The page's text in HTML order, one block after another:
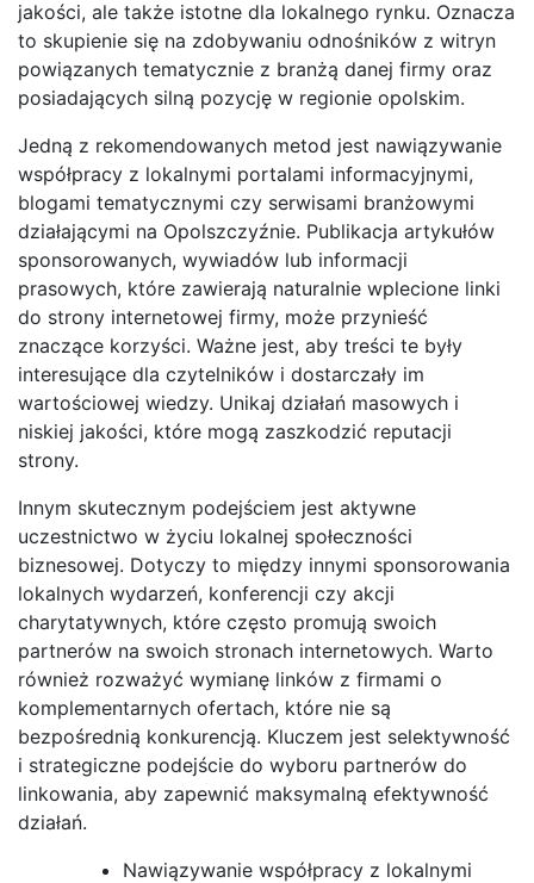
jakości, ale także istotne dla lokalnego rynku. Oznacza
to skupienie się na zdobywaniu odnośników z witryn
powiązanych tematycznie z branżą danej firmy oraz
posiadających silną pozycję w regionie opolskim.
Jedną z rekomendowanych metod jest nawiązywanie
współpracy z lokalnymi portalami informacyjnymi,
blogami tematycznymi czy serwisami branżowymi
działającymi na Opolszczyźnie. Publikacja artykułów
sponsorowanych, wywiadów lub informacji
prasowych, które zawierają naturalnie wplecione linki
do strony internetowej firmy, może przynieść
znaczące korzyści. Ważne jest, aby treści te były
interesujące dla czytelników i dostarczały im
wartościowej wiedzy. Unikaj działań masowych i
niskiej jakości, które mogą zaszkodzić reputacji
strony.
Innym skutecznym podejściem jest aktywne
uczestnictwo w życiu lokalnej społeczności
biznesowej. Dotyczy to między innymi sponsorowania
lokalnych wydarzeń, konferencji czy akcji
charytatywnych, które często promują swoich
partnerów na swoich stronach internetowych. Warto
również rozważyć wymianę linków z firmami o
komplementarnych ofertach, które nie są
bezpośrednią konkurencją. Kluczem jest selektywność
i strategiczne podejście do wyboru partnerów do
linkowania, aby zapewnić maksymalną efektywność
działań.
Nawiązywanie współpracy z lokalnymi